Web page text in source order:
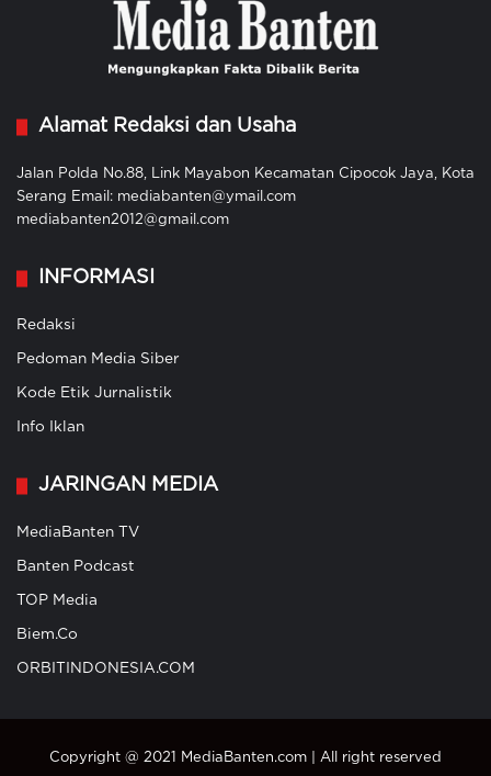
Alamat Redaksi dan Usaha
Jalan Polda No.88, Link Mayabon Kecamatan Cipocok Jaya, Kota
Serang Email: mediabanten@ymail.com
mediabanten2012@gmail.com
INFORMASI
Redaksi
Pedoman Media Siber
Kode Etik Jurnalistik
Info Iklan
JARINGAN MEDIA
MediaBanten TV
Banten Podcast
TOP Media
Biem.Co
ORBITINDONESIA.COM
Copyright @ 2021 MediaBanten.com | All right reserved